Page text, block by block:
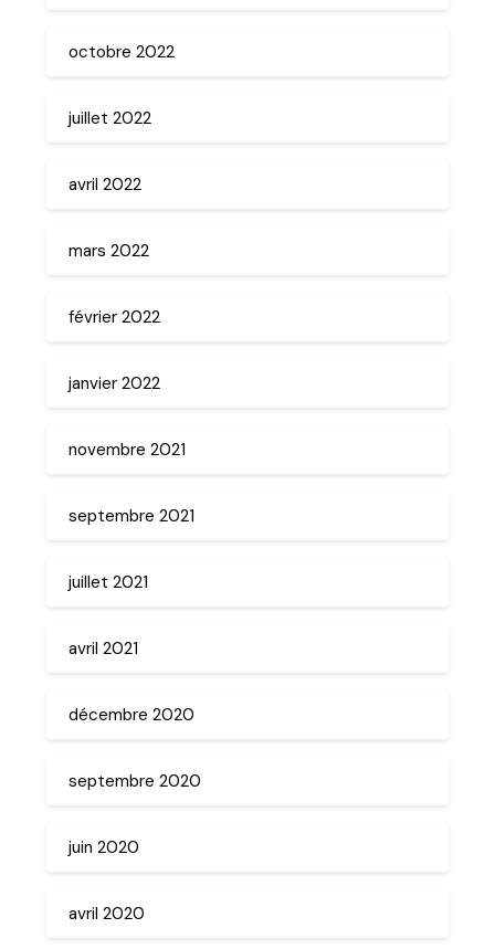
octobre 2022
juillet 2022
avril 2022
mars 2022
février 2022
janvier 2022
novembre 2021
septembre 2021
juillet 2021
avril 2021
décembre 2020
septembre 2020
juin 2020
avril 2020